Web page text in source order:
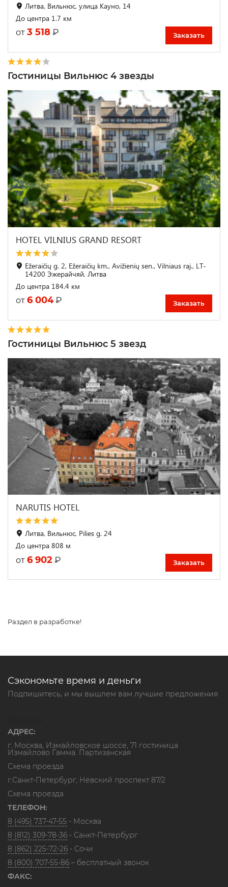
Литва, Вильнюс, улица Кауно, 14
До центра 1.7 км
от 3 518 ₽ Заказать
Гостиницы Вильнюс 4 звезды
HOTEL VILNIUS GRAND RESORT
Ežeraičių g. 2, Ežeraičių km., Avižienių sen., Vilniaus raj., LT-
14200 Эжерайчяй, Литва
До центра 184.4 км
от 6 004 ₽ Заказать
Гостиницы Вильнюс 5 звезд
NARUTIS HOTEL
Литва, Вильнюс, Pilies g. 24
До центра 808 м
от 6 902 ₽ Заказать
Раздел в разработке!
Сэкономьте время и деньги
Подпишитесь, и мы вышлем вам лучшие предложения
АДРЕС:
г. Москва, Измайловское шоссе, 71 гостиница
Измайлово Гамма. Партизанская
Схема проезда
г.Санкт-Петербург, Невский проспект 87/2
Схема проезда
ТЕЛЕФОН:
8 (495) 737-47-55 - Москва
8 (812) 309-78-36 - Санкт-Петербург
8 (862) 225-72-26 - Сочи
8 (800) 707-55-86 – бесплатный звонок
ФАКС: